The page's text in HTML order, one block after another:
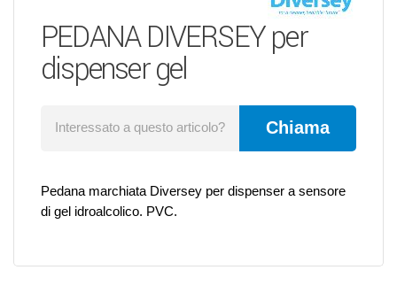
PEDANA DIVERSEY per
dispenser gel
Interessato a questo articolo? Chiama
Pedana marchiata Diversey per dispenser a sensore
di gel idroalcolico. PVC.